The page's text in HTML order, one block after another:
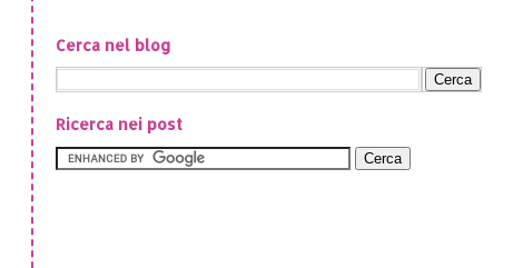
Cerca nel blog
Ricerca nei post